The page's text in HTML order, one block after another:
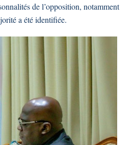
de l’opposition, notamment
a été identifiée.